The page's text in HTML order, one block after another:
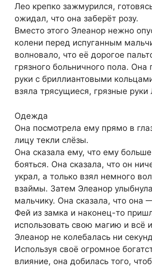
Лео крепко зажмурился,
ожидал, что она заберёт розу.
Вместо этого Элеанор нежно
колени перед испуганным
волновало, что её дорогое
грязного больничного пола. Она
руки с бриллиантовыми
взяла трясущиеся, грязные руки
Одежда
Она посмотрела ему прямо в
лицу текли слёзы.
Она сказала ему, что ему
бояться. Она сказала, что он
украл, а только взял немного
взаймы. Затем Элеанор
мальчику. Она сказала, что она
Фей из замка и наконец-то
использовать свою магию и всё
Элеанор не колебалась ни
Используя своё огромное
влияние, она добилась того,